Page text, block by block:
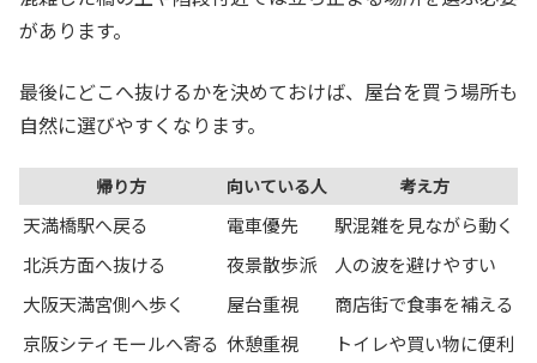
があります。
最後にどこへ抜けるかを決めておけば、屋台を買う場所も
自然に選びやすくなります。
帰り方 向いている人 考え方
天満橋駅へ戻る 電車優先
駅混雑を見ながら動く
北浜方面へ抜ける
夜景散歩派
人の波を避けやすい
大阪天満宮側へ歩く
屋台重視
商店街で食事を補える
京阪シティモールへ寄る 休憩重視 トイレや買い物に便利